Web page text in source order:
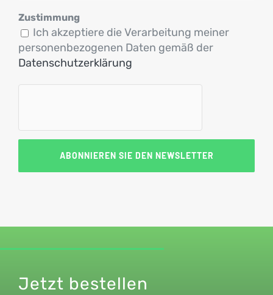
Zustimmung
Ich akzeptiere die Verarbeitung meiner
personenbezogenen Daten gemäß der
Datenschutzerklärung
Jetzt bestellen